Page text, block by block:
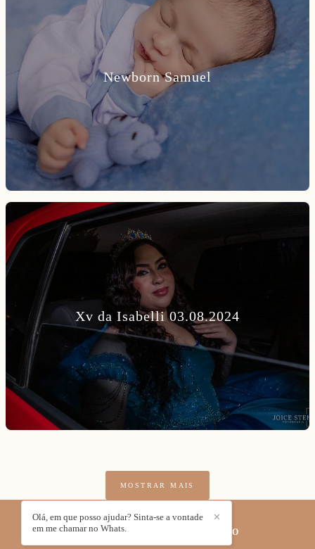
Newborn Samuel
Xv da Isabelli 03.08.2024
MOSTRAR MAIS
JOICE STEIN FOTOGRAFIA CONTATO
✕
Olá, em que posso ajudar? Sinta-se a vontade
em me chamar no Whats.